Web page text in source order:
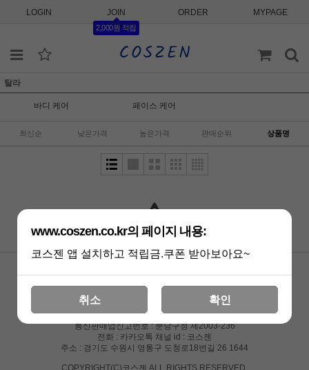
LOGIN JOIN
2,000원 적립
ORDER MYPAGE
탈라
바디 케어 페이스 케어
최신순 낮은가격 높은가격 판매순위 상품명
상품 준비중 입니다.
이용약관 개인정보처리방침
TNP 코퍼레이션
대표 : 최정윤 ㅣ 개인정보 보호 책임자 : 황유경
사업자 등록번호 : 129-23-46913
통신판매업신고번호 : 분당구청 제2003-236
전화 : 카카오톡 채널 id : 코스젠
주소 : 경기도 수원시 영통구 도청로18번길 26 1644
COPYRIGHT(C)코스젠 ALL RIGHTS RESERVED.
www.coszen.co.kr의 페이지 내용:
코스젠 앱 설치하고 적립금.쿠폰 받아보아요~
취소 확인